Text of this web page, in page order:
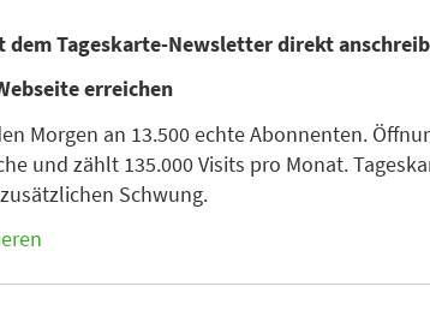
Tageskarte-Newsletter direkt
erreichen
Morgen an 13.500 echte Abonnenten.
und zählt 135.000 Visits pro Monat.
Schwung.